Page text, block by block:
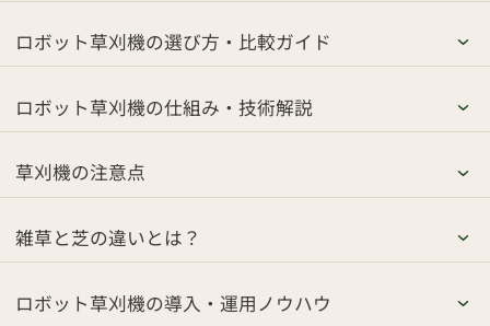
ロボット草刈機の選び方・比較ガイド
ロボット草刈機の仕組み・技術解説
草刈機の注意点
雑草と芝の違いとは？
ロボット草刈機の導入・運用ノウハウ